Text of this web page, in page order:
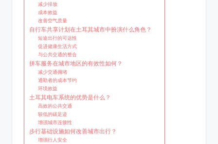
减少排放
成本效益
改善空气质量
自行车共享计划在土耳其城市中扮演什么角色？
短途出行的可达性
促进健康生活方式
与公共交通的整合
拼车服务在城市地区的有效性如何？
减少交通拥堵
通勤者的成本节约
环境效益
土耳其电车系统的优势是什么？
高效的公共交通
较低的碳足迹
增强城市连接性
步行基础设施如何改善城市出行？
增强行人安全